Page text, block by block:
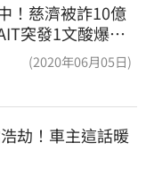
！慈濟被詐10億
突發1文酸爆…
(2020年06月05日)
劫！車主這話暖